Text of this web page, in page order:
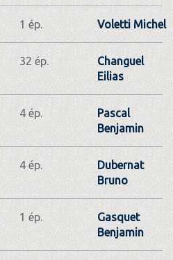
1 ép. Voletti Michel
32 ép.
Changuel
Eilias
4 ép.
Pascal
Benjamin
4 ép.
Dubernat
Bruno
1 ép.
Gasquet
Benjamin